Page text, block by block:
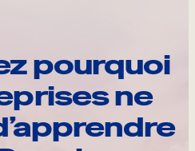
pourquoi
ne